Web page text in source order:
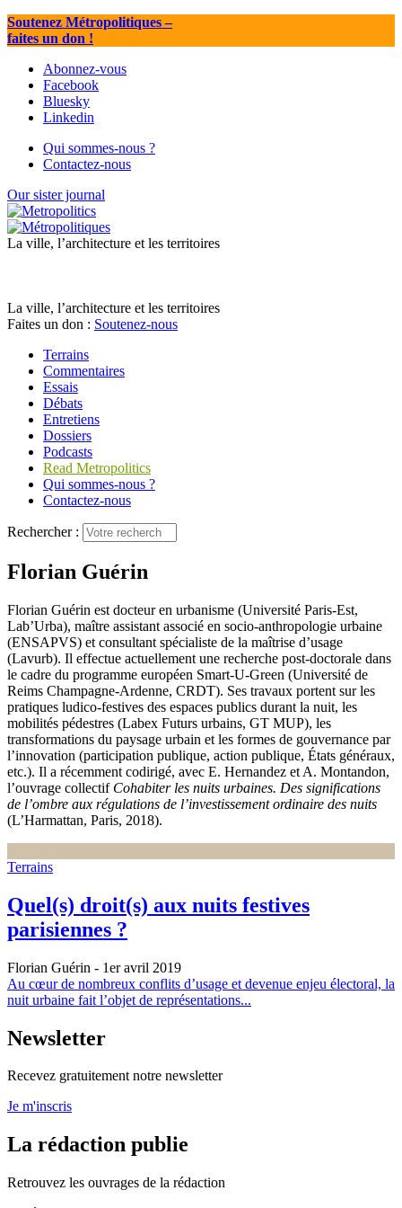
Soutenez Métropolitiques–
faites un don !
Abonnez-vous
Facebook
Bluesky
Linkedin
Qui sommes-nous ?
Contactez-nous
Our sister journal
La ville, l’architecture et les territoires
La ville, l’architecture et les territoires
Faites un don : Soutenez-nous
Terrains
Commentaires
Essais
Débats
Entretiens
Dossiers
Podcasts
Read Metropolitics
Qui sommes-nous ?
Contactez-nous
Rechercher :
Florian Guérin
Florian Guérin est docteur en urbanisme (Université Paris-Est,
Lab’Urba), maître assistant associé en socio-anthropologie urbaine
(ENSAPVS) et consultant spécialiste de la maîtrise d’usage
(Lavurb). Il effectue actuellement une recherche post-doctorale dans
le cadre du programme européen Smart-U-Green (Université de
Reims Champagne-Ardenne, CRDT). Ses travaux portent sur les
pratiques ludico-festives des espaces publics durant la nuit, les
mobilités pédestres (Labex Futurs urbains, GT MUP), les
transformations du paysage urbain et les formes de gouvernance par
l’innovation (participation publique, action publique, États généraux,
etc.). Il a récemment codirigé, avec E. Hernandez et A. Montandon,
l’ouvrage collectif Cohabiter les nuits urbaines. Des significations
de l’ombre aux régulations de l’investissement ordinaire des nuits
(L’Harmattan, Paris, 2018).
Terrains
Quel(s) droit(s) aux nuits festives
parisiennes ?
Florian Guérin - 1er avril 2019
Au cœur de nombreux conflits d’usage et devenue enjeu électoral, la
nuit urbaine fait l’objet de représentations...
Newsletter
Recevez gratuitement notre newsletter
Je m'inscris
La rédaction publie
Retrouvez les ouvrages de la rédaction